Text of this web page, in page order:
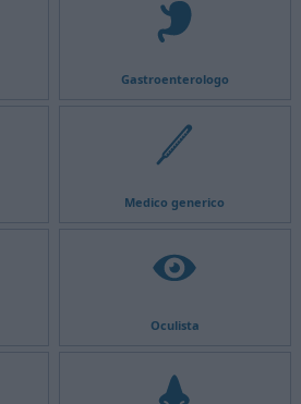
Gastroenterologo
Medico generico
Oculista